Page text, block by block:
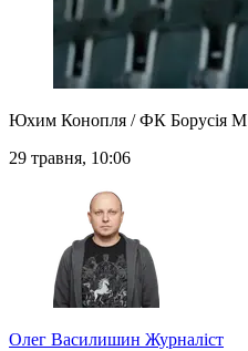
Юхим Конопля / ФК Борусія М
29 травня, 10:06
Олег Василишин Журналіст